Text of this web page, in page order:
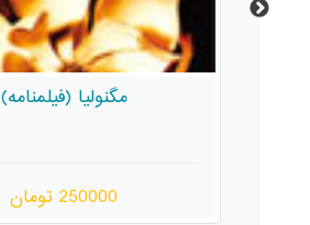
مگنولیا (فیلمنامه)
250000 تومان